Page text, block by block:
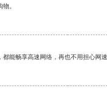
。
能畅享高速网络，再也不用担心网速